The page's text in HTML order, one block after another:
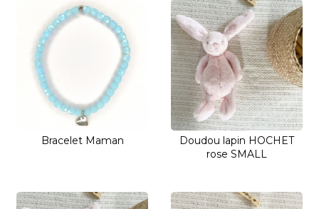
Bracelet Maman
Doudou lapin HOCHET
rose SMALL